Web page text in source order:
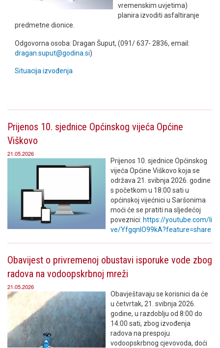
vremenskim uvjetima)
planira izvoditi asfaltiranje
predmetne dionice.
Odgovorna osoba: Dragan Šuput, (091/ 637- 2836, email:
dragan.suput@godina.si)
Situacija izvođenja
Prijenos 10. sjednice Općinskog vijeća Općine
Viškovo
21.05.2026
Prijenos 10. sjednice Općinskog
vijeća Općine Viškovo koja se
održava 21. svibnja 2026. godine
s početkom u 18:00 sati u
općinskoj vijećnici u Saršonima
moći će se pratiti na sljedećoj
poveznici: https://youtube.com/li
ve/YfgqnlO99kA?feature=share
Obavijest o privremenoj obustavi isporuke vode zbog
radova na vodoopskrbnoj mreži
21.05.2026
Obavještavaju se korisnici da će
u četvrtak, 21. svibnja 2026.
godine, u razdoblju od 8:00 do
14:00 sati, zbog izvođenja
radova na prespoju
vodoopskrbnog cjevovoda, doći